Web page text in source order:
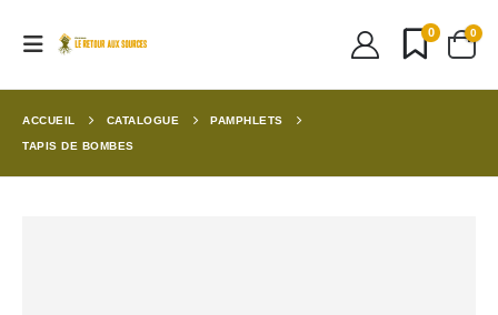
0 0
ACCUEIL CATALOGUE PAMPHLETS
TAPIS DE BOMBES